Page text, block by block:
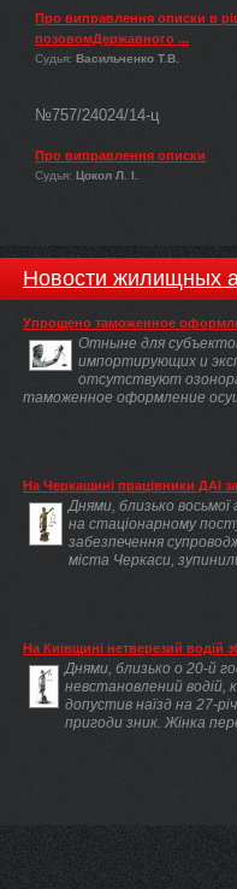
Про виправлення описки в
позовомДержавного ...
Судья: Васильченко Т.В.
№757/24024/14-ц
Про виправлення описки
Судья: Цокол Л. І.
Новости жилищных
Упрощено таможенное
Отныне для
импортирующих и
отсутствуют
таможенное оформление
На Черкащині працівники ДАІ
Днями, близько восьмої
на стаціонарному
забезпечення
міста Черкаси, зупинили
На Київщині нетверезий водій
Днями, близько о 20-й
невстановлений
допустив наїзд на 27-
пригоди зник. Жінка